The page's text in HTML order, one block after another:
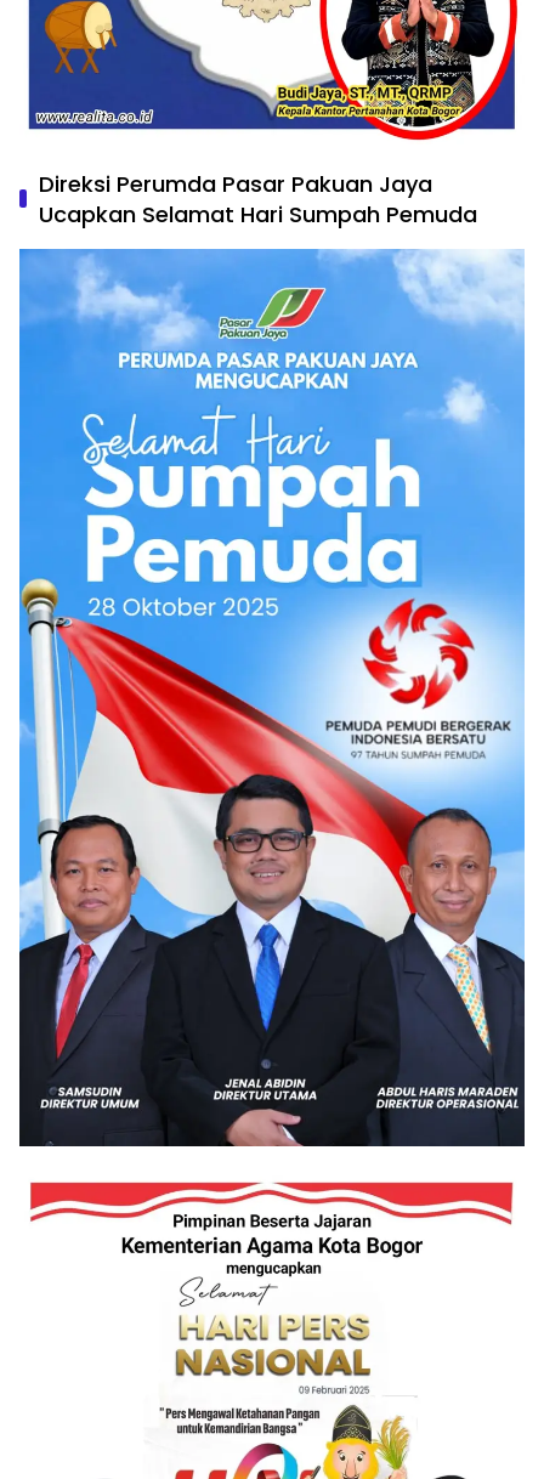
Direksi Perumda Pasar Pakuan Jaya
Ucapkan Selamat Hari Sumpah Pemuda